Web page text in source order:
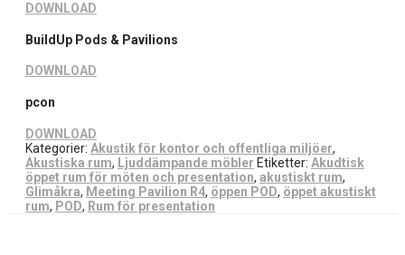
DOWNLOAD
BuildUp Pods & Pavilions
DOWNLOAD
pcon
DOWNLOAD
Kategorier: Akustik för kontor och offentliga miljöer,
Akustiska rum, Ljuddämpande möbler Etiketter: Akudtisk
öppet rum för möten och presentation, akustiskt rum,
Glimåkra, Meeting Pavilion R4, öppen POD, öppet akustiskt
rum, POD, Rum för presentation